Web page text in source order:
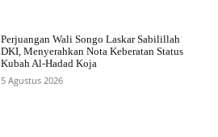
Perjuangan Wali Songo Laskar Sabilillah
DKI, Menyerahkan Nota Keberatan Status
Kubah Al-Hadad Koja
5 Agustus 2026